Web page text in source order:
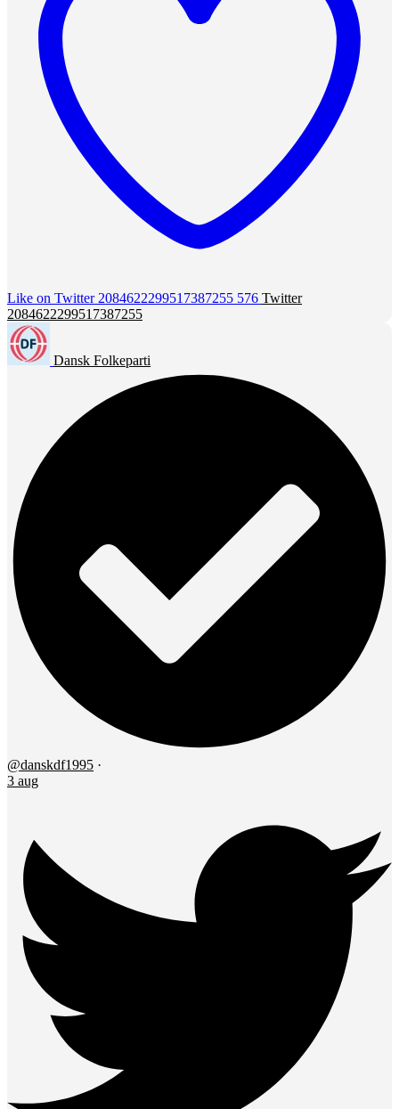
Like on Twitter 2084622299517387255 576 Twitter
2084622299517387255
Dansk Folkeparti
@danskdf1995 ·
3 aug